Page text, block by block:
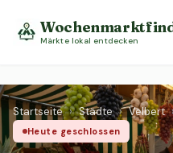
Märkte lokal entdecken
Startseite › Städte › Velbert
Heute geschlossen